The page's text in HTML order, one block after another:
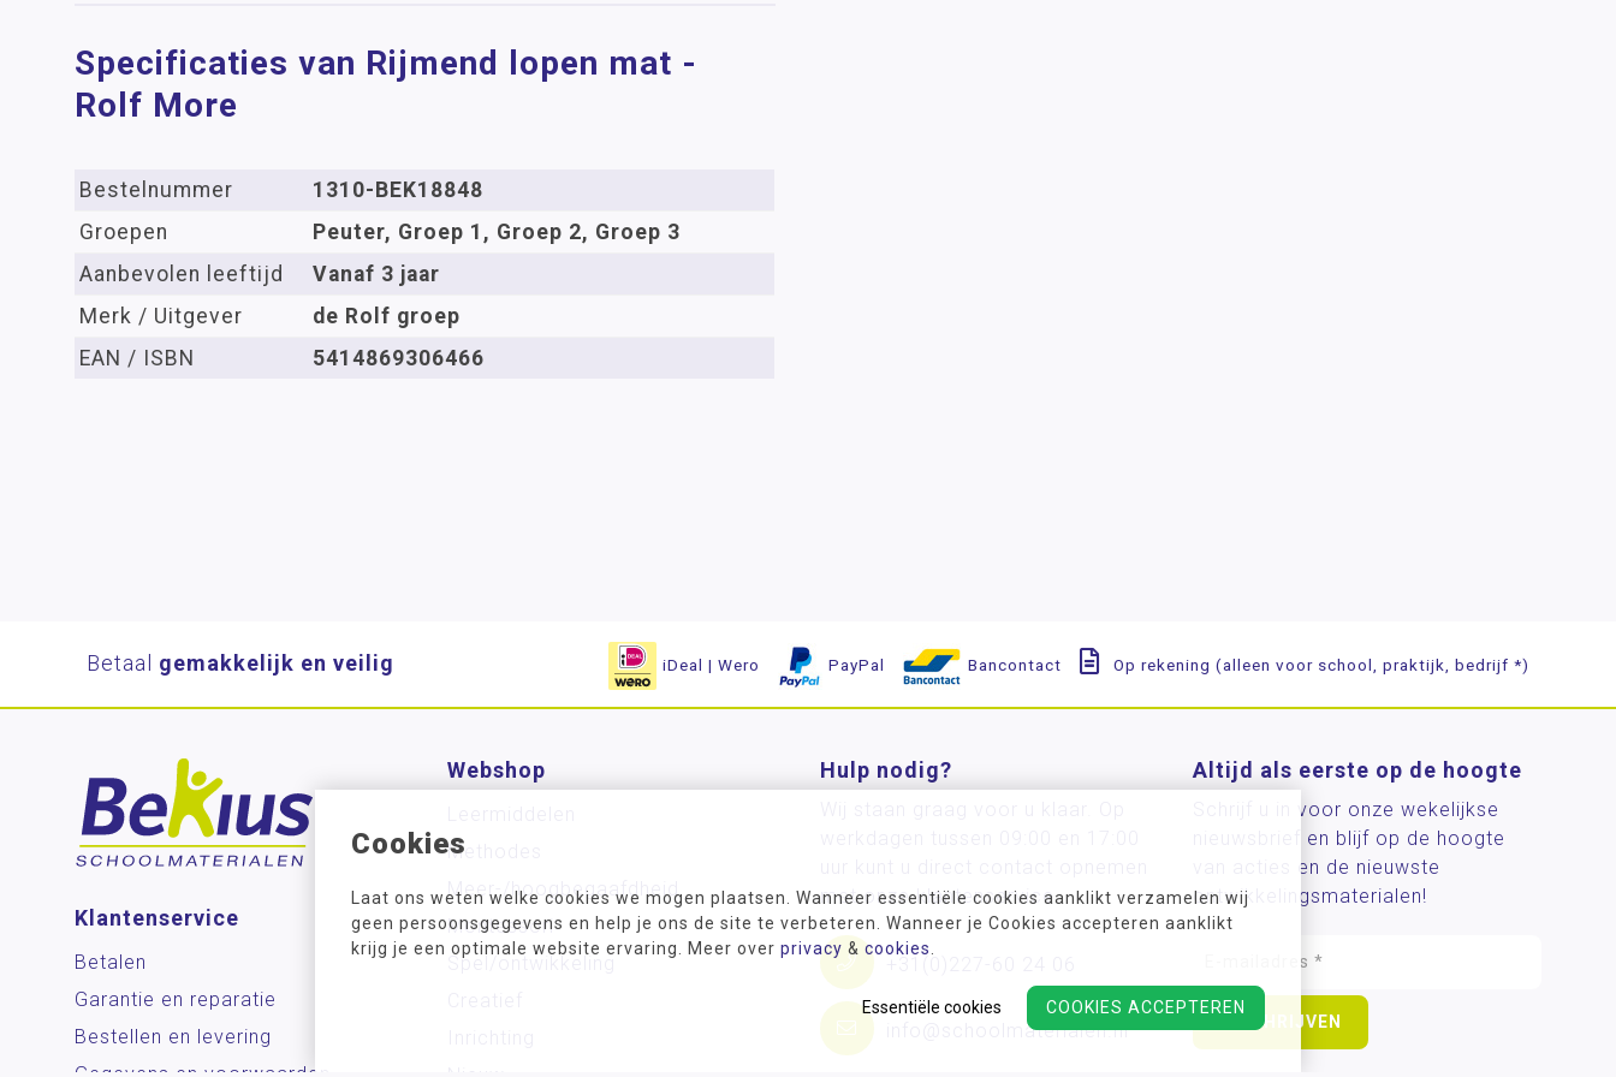
Cookies
Laat ons weten welke cookies we mogen plaatsen. Wanneer essentiële cookies aanklikt verzamelen wij
geen persoonsgegevens en help je ons de site te verbeteren. Wanneer je Cookies accepteren aanklikt
krijg je een optimale website ervaring. Meer over privacy & cookies
COOKIES ACCEPTEREN
Essentiële cookies
Specificaties van Rijmend lopen mat -
Rolf More
Bestelnummer
1310-BEK18848
Groepen
Peuter, Groep 1, Groep 2, Groep 3
Aanbevolen leeftijd
Vanaf 3 jaar
Merk / Uitgever
de Rolf groep
EAN / ISBN
5414869306466
Betaal gemakkelijk en veilig iDeal | Wero PayPal Bancontact Op rekening (alleen voor school, praktijk, bedrijf *)
Klantenservice
Betalen
Garantie en reparatie
Bestellen en levering
Webshop
Methodes
Meer-/hoog­begaafdheid
Montessori
Spel/ontwikkeling
Hulp nodig?
met onze klantenservice.
info@schoolmaterialen.nl
Altijd als eerste op de hoogte
Schrijf u in voor onze wekelijkse
nieuwsbrief en blijf op de hoogte
van acties en de nieuwste
ontwikkelingsmaterialen!